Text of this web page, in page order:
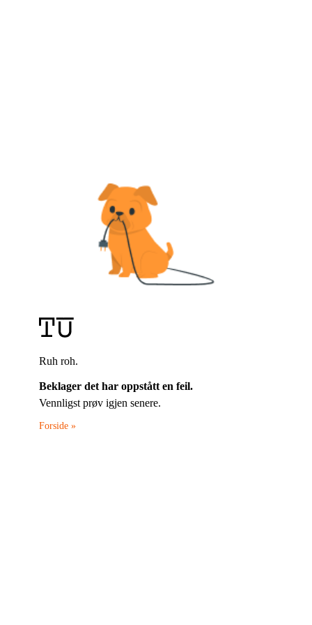
Ruh roh.
Beklager det har oppstått en feil.
Vennligst prøv igjen senere.
Forside »